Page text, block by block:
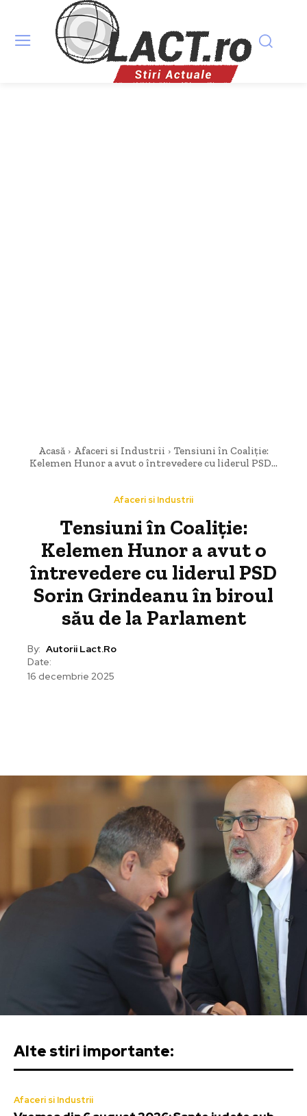
Acasă Afaceri si Industrii
Tensiuni în Coaliție:
Kelemen Hunor a avut o întrevedere cu liderul PSD...
Afaceri si Industrii
Tensiuni în Coaliție:
Kelemen Hunor a avut o
întrevedere cu liderul PSD
Sorin Grindeanu în biroul
său de la Parlament
By: Autorii Lact.ro
Date:
16 decembrie 2025
Alte stiri importante:
Afaceri si Industrii